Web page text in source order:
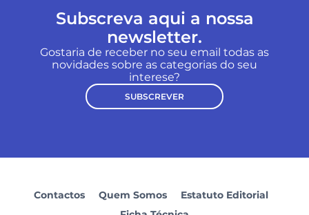
Subscreva aqui a nossa
newsletter.
Gostaria de receber no seu email todas as
novidades sobre as categorias do seu
interese?
SUBSCREVER
Contactos Quem Somos
Estatuto Editorial